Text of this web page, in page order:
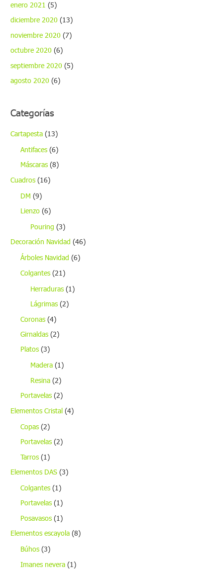
enero 2021 (5)
diciembre 2020 (13)
noviembre 2020 (7)
octubre 2020 (6)
septiembre 2020 (5)
agosto 2020 (6)
Categorías
Cartapesta (13)
Antifaces (6)
Máscaras (8)
Cuadros (16)
DM (9)
Lienzo (6)
Pouring (3)
Decoración Navidad (46)
Árboles Navidad (6)
Colgantes (21)
Herraduras (1)
Lágrimas (2)
Coronas (4)
Girnaldas (2)
Platos (3)
Madera (1)
Resina (2)
Portavelas (2)
Elementos Cristal (4)
Copas (2)
Portavelas (2)
Tarros (1)
Elementos DAS (3)
Colgantes (1)
Portavelas (1)
Posavasos (1)
Elementos escayola (8)
Búhos (3)
Imanes nevera (1)